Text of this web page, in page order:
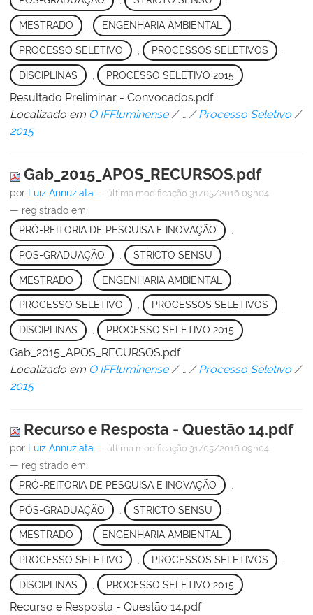
MESTRADO ENGENHARIA AMBIENTAL
PROCESSO SELETIVO PROCESSOS SELETIVOS
DISCIPLINAS PROCESSO SELETIVO 2015
Resultado Preliminar - Convocados.pdf
Localizado em O IFFluminense /… /Processo Seletivo /
2015
Gab_2015_APOS_RECURSOS.pdf
por Luiz Annuziata — última modificação 31/05/2016 09h04
— registrado em:
PRÓ-REITORIA DE PESQUISA E INOVAÇÃO
,
PÓS-GRADUAÇÃO STRICTO SENSU
MESTRADO ENGENHARIA AMBIENTAL
PROCESSO SELETIVO , PROCESSOS SELETIVOS ,
DISCIPLINAS PROCESSO SELETIVO 2015
Gab_2015_APOS_RECURSOS.pdf
Localizado em O IFFluminense /… /Processo Seletivo /
2015
Recurso e Resposta - Questão 14.pdf
por Luiz Annuziata — última modificação 31/05/2016 09h04
— registrado em:
PRÓ-REITORIA DE PESQUISA E INOVAÇÃO
PÓS-GRADUAÇÃO STRICTO SENSU
MESTRADO , ENGENHARIA AMBIENTAL ,
PROCESSO SELETIVO PROCESSOS SELETIVOS
DISCIPLINAS PROCESSO SELETIVO 2015
Recurso e Resposta - Questão 14.pdf